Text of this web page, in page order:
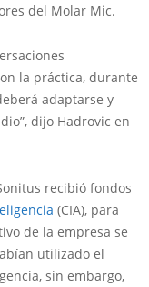
del Molar Mic.
la práctica, durante
adaptarse y
dijo Hadrovic en
recibió fondos
(CIA), para
de la empresa se
utilizado el
sin embargo,